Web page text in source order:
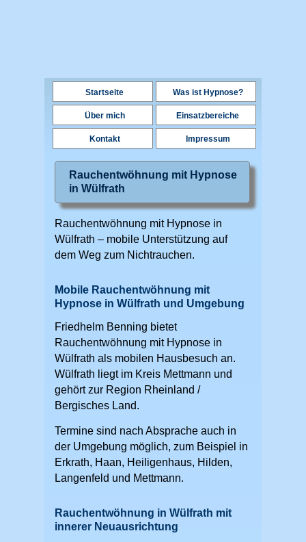
Startseite Was ist Hypnose?
Über mich Einsatzbereiche
Kontakt Impressum
Rauchentwöhnung mit Hypnose
in Wülfrath
Rauchentwöhnung mit Hypnose in
Wülfrath – mobile Unterstützung auf
dem Weg zum Nichtrauchen.
Mobile Rauchentwöhnung mit
Hypnose in Wülfrath und Umgebung
Friedhelm Benning bietet
Rauchentwöhnung mit Hypnose in
Wülfrath als mobilen Hausbesuch an.
Wülfrath liegt im Kreis Mettmann und
gehört zur Region Rheinland /
Bergisches Land.
Termine sind nach Absprache auch in
der Umgebung möglich, zum Beispiel in
Erkrath, Haan, Heiligenhaus, Hilden,
Langenfeld und Mettmann.
Rauchentwöhnung in Wülfrath mit
innerer Neuausrichtung